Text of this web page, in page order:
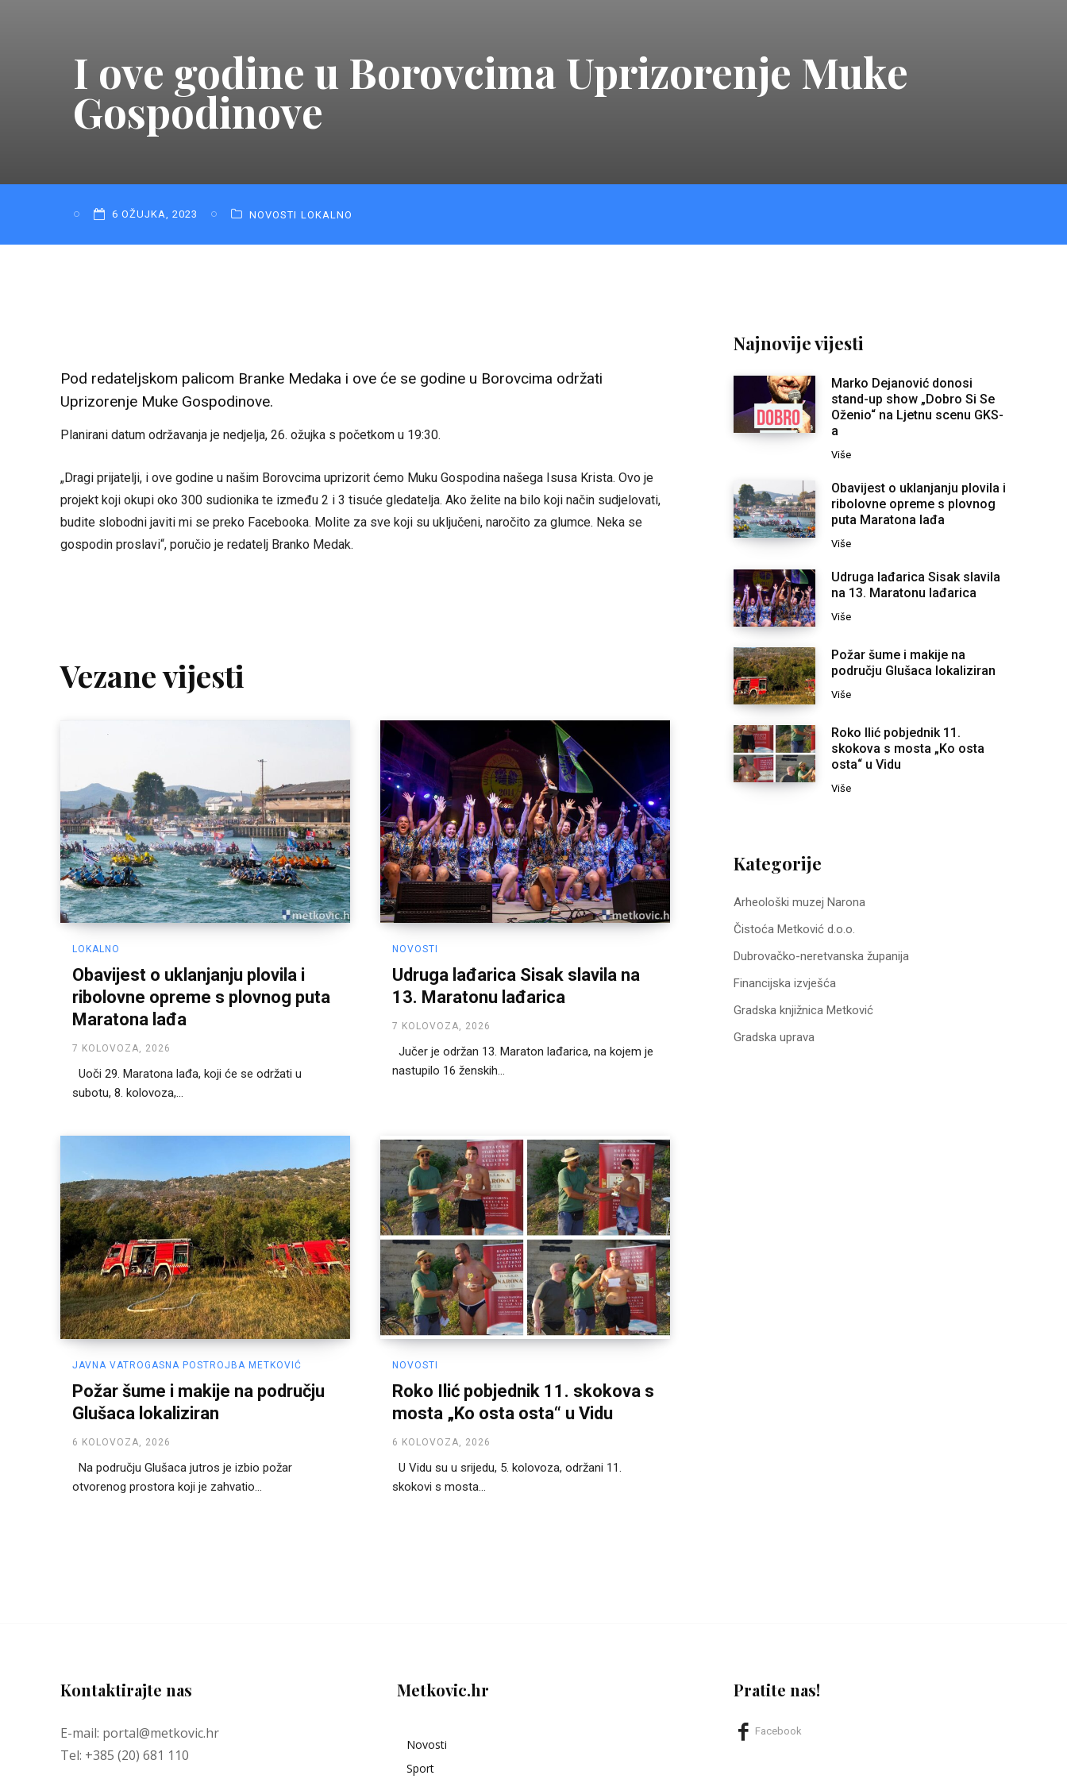
I ove godine u Borovcima Uprizorenje Muke
Gospodinove
6 OŽUJKA, 2023 NOVOSTI LOKALNO
Pod redateljskom palicom Branke Medaka i ove će se godine u Borovcima održati
Uprizorenje Muke Gospodinove.
Planirani datum održavanja je nedjelja, 26. ožujka s početkom u 19:30.
„Dragi prijatelji, i ove godine u našim Borovcima uprizorit ćemo Muku Gospodina našega Isusa Krista. Ovo je
projekt koji okupi oko 300 sudionika te između 2 i 3 tisuće gledatelja. Ako želite na bilo koji način sudjelovati,
budite slobodni javiti mi se preko Facebooka. Molite za sve koji su uključeni, naročito za glumce. Neka se
gospodin proslavi“, poručio je redatelj Branko Medak.
Vezane vijesti
LOKALNO
Obavijest o uklanjanju plovila i
ribolovne opreme s plovnog puta
Maratona lađa
7 KOLOVOZA, 2026
Uoči 29. Maratona lađa, koji će se održati u
subotu, 8. kolovoza,...
NOVOSTI
Udruga lađarica Sisak slavila na
13. Maratonu lađarica
7 KOLOVOZA, 2026
Jučer je održan 13. Maraton lađarica, na kojem je
nastupilo 16 ženskih...
JAVNA VATROGASNA POSTROJBA METKOVIĆ
Požar šume i makije na području
Glušaca lokaliziran
6 KOLOVOZA, 2026
Na području Glušaca jutros je izbio požar
otvorenog prostora koji je zahvatio...
NOVOSTI
Roko Ilić pobjednik 11. skokova s
mosta „Ko osta osta“ u Vidu
6 KOLOVOZA, 2026
U Vidu su u srijedu, 5. kolovoza, održani 11.
skokovi s mosta...
Najnovije vijesti
Marko Dejanović donosi
stand-up show „Dobro Si Se
Oženio“ na Ljetnu scenu GKS-
a
Više
Obavijest o uklanjanju plovila i
ribolovne opreme s plovnog
puta Maratona lađa
Više
Udruga lađarica Sisak slavila
na 13. Maratonu lađarica
Više
Požar šume i makije na
području Glušaca lokaliziran
Više
Roko Ilić pobjednik 11.
skokova s mosta „Ko osta
osta“ u Vidu
Više
Kategorije
Arheološki muzej Narona
Čistoća Metković d.o.o.
Dubrovačko-neretvanska županija
Financijska izvješća
Gradska knjižnica Metković
Gradska uprava
Kontaktirajte nas
E-mail: portal@metkovic.hr
Tel: +385 (20) 681 110
Metkovic.hr
Novosti
Sport
Pratite nas!
Facebook